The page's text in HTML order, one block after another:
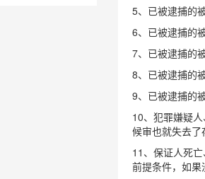
5、已被逮捕的
6、已被逮捕的
7、已被逮捕的
8、已被逮捕的
9、已被逮捕的
10、犯罪嫌疑
候审也就失去了
11、保证人死
前提条件，如果